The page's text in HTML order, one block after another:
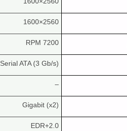
2560×1600
7200 RPM
Serial ATA (3 Gb/s)
–
Gigabit (x2)
2.0+EDR